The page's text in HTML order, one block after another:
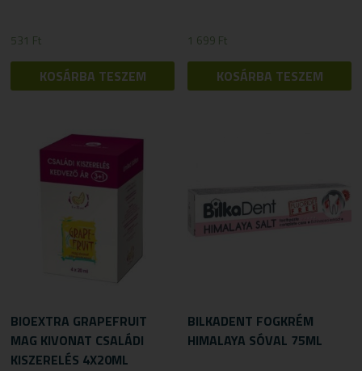
531 Ft
KOSÁRBA TESZEM
1 699 Ft
KOSÁRBA TESZEM
BIOEXTRA GRAPEFRUIT
MAG KIVONAT CSALÁDI
KISZERELÉS 4X20ML
BILKADENT FOGKRÉM
HIMALAYA SÓVAL 75ML